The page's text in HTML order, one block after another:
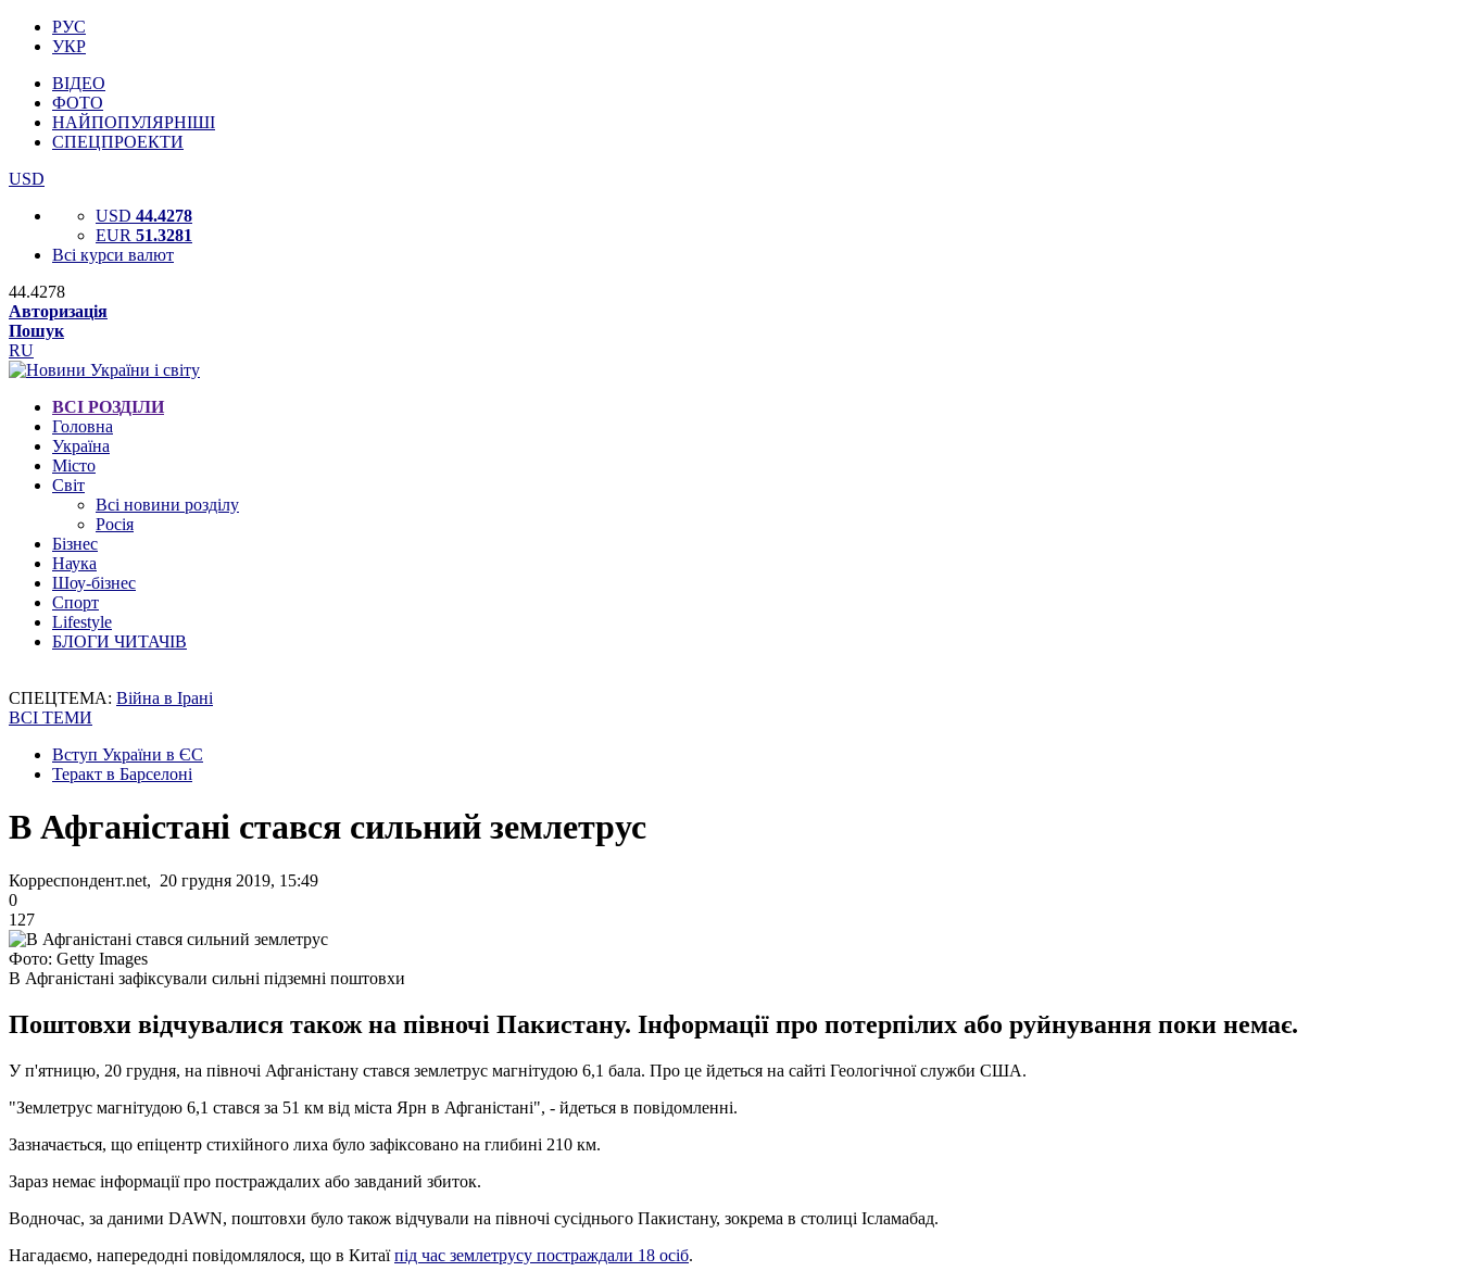
РУС
УКР
ВІДЕО
ФОТО
НАЙПОПУЛЯРНІШІ
СПЕЦПРОЕКТИ
USD
USD 44.4278
EUR 51.3281
Всі курси валют
44.4278
Авторизація
Пошук
RU
ВСІ РОЗДІЛИ
Головна
Україна
Місто
Світ
Всі новини розділу
Росія
Бізнес
Наука
Шоу-бізнес
Спорт
Lifestyle
БЛОГИ ЧИТАЧІВ
СПЕЦТЕМА: Війна в Ірані
ВСІ ТЕМИ
Вступ України в ЄС
Теракт в Барселоні
В Афганістані стався сильний землетрус
Корреспондент.net, 20 грудня 2019, 15:49
0
127
Фото: Getty Images
В Афганістані зафіксували сильні підземні поштовхи
Поштовхи відчувалися також на півночі Пакистану. Інформації про потерпілих або руйнування поки немає.
У п'ятницю, 20 грудня, на півночі Афганістану стався землетрус магнітудою 6,1 бала. Про це йдеться на сайті Геологічної служби США.
"Землетрус магнітудою 6,1 стався за 51 км від міста Ярн в Афганістані", - йдеться в повідомленні.
Зазначається, що епіцентр стихійного лиха було зафіксовано на глибині 210 км.
Зараз немає інформації про постраждалих або завданий збиток.
Водночас, за даними DAWN, поштовхи було також відчували на півночі сусіднього Пакистану, зокрема в столиці Ісламабад.
Нагадаємо, напередодні повідомлялося, що в Китаїпід час землетрусу постраждали 18 осіб.